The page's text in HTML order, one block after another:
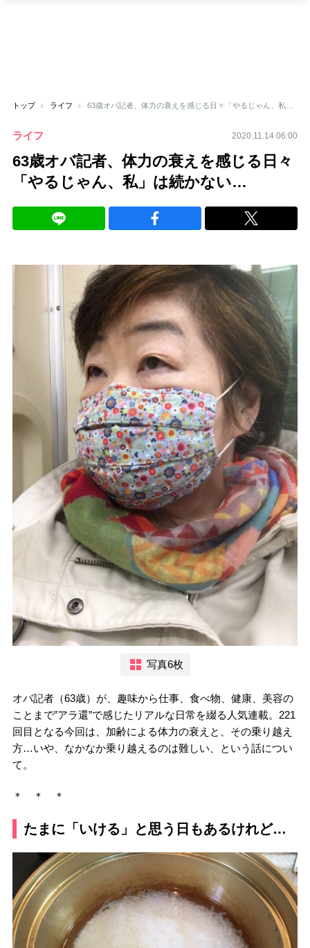
トップ ライフ
ライフ 2020.11.14 06:00
63歳オバ記者、体力の衰えを感じる日々
「やるじゃん、私」は続かない…
写真6枚
オバ記者（63歳）が、趣味から仕事、食べ物、健康、美容の
ことまで”アラ還”で感じたリアルな日常を綴る人気連載。221
回目となる今回は、加齢による体力の衰えと、その乗り越え
方…いや、なかなか乗り越えるのは難しい、という話につい
て。
＊ ＊ ＊
たまに「いける」と思う日もあるけれど…